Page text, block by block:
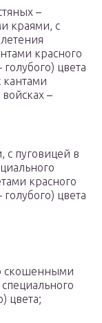
–
краями, с
красного
цвета
–
пуговицей в
красного
цвета
скошенными
цвета;